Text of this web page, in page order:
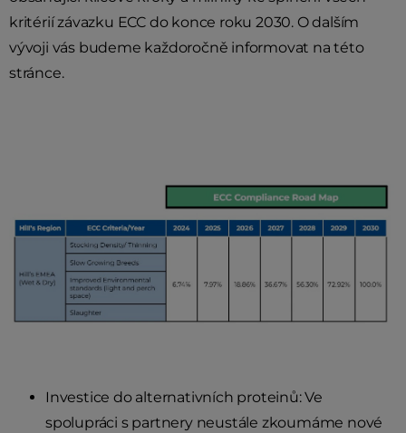
kritérií závazku ECC do konce roku 2030. O dalším
vývoji vás budeme každoročně informovat na této
stránce.
Investice do alternativních proteinů: Ve
spolupráci s partnery neustále zkoumáme nové